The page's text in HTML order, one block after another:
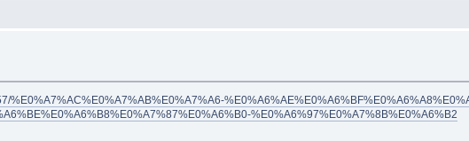
%E0%A7%AC%E0%A7%AB%E0%A7%A6-
%E0%A6%97%E0%A7%8B%E0%A6%B2